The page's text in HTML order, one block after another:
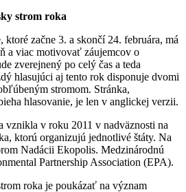
strom roka
ktoré začne 3. a skončí 24. februára, má
a viac motivovať záujemcov o
zverejnený po celý čas a teda
hlasujúci aj tento rok disponuje dvomi
stromom. Stránka,
hlasovanie, je len v anglickej verzii.
vznikla v roku 2011 v nadväznosti na
ktorú organizujú jednotlivé štáty. Na
Nadácii Ekopolis. Medzinárodnú
Partnership Association (EPA).
roka je poukázať na význam